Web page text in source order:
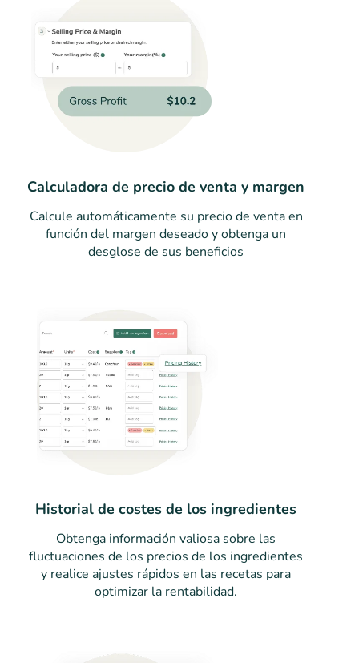
Calculadora de precio de venta y margen
Calcule automáticamente su precio de venta en
función del margen deseado y obtenga un
desglose de sus beneficios
Historial de costes de los ingredientes
Obtenga información valiosa sobre las
fluctuaciones de los precios de los ingredientes
y realice ajustes rápidos en las recetas para
optimizar la rentabilidad.